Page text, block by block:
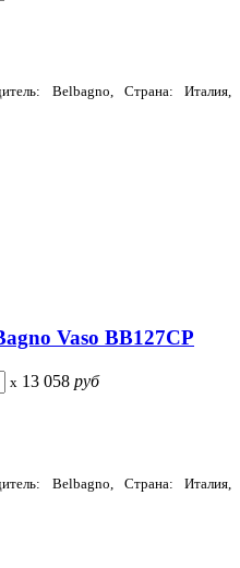
Belbagno, Страна: Италия,
Vaso BB127CP
x 13 058 руб
Belbagno, Страна: Италия,